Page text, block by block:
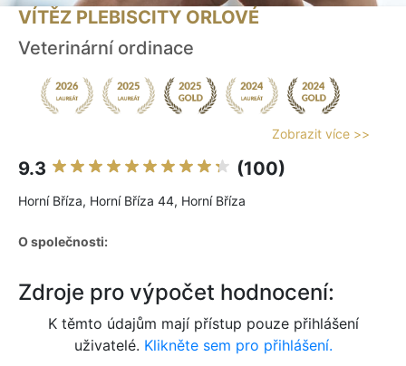
VÍTĚZ PLEBISCITY ORLOVÉ
Veterinární ordinace
Zobrazit více >>
9.3 (100)
Horní Bříza, Horní Bříza 44, Horní Bříza
O společnosti:
Zdroje pro výpočet hodnocení:
K těmto údajům mají přístup pouze přihlášení
uživatelé. Klikněte sem pro přihlášení.